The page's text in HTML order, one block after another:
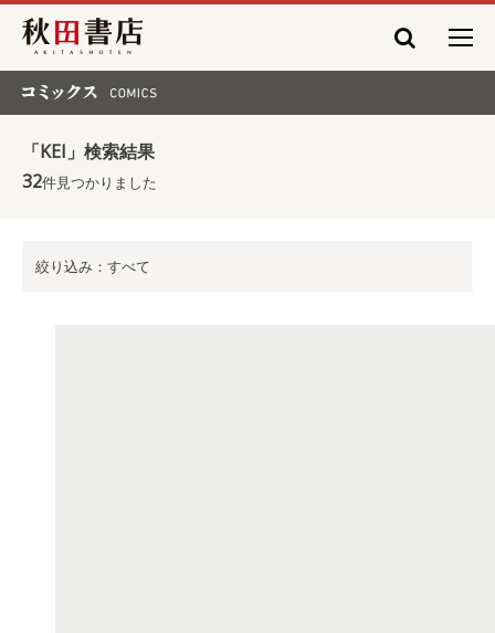
秋田書店
「KEI」検索結果
32件見つかりました
絞り込み：すべて